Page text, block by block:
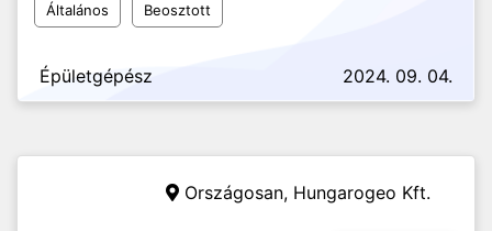
Általános Beosztott
Épületgépész 2024. 09. 04.
Országosan, Hungarogeo Kft.